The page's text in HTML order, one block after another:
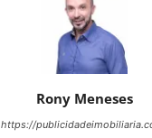
Rony Meneses
https://